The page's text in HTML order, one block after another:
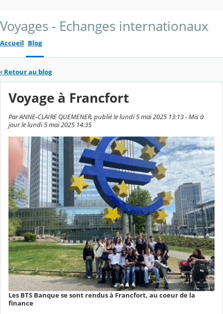
Voyages - Echanges internationaux
Accueil Blog
‹ Retour au blog
Voyage à Francfort
Par ANNE-CLAIRE QUEMENER, publié le lundi 5 mai 2025 13:13 - Mis à
jour le lundi 5 mai 2025 14:35
Les BTS Banque se sont rendus à Francfort, au coeur de la
finance